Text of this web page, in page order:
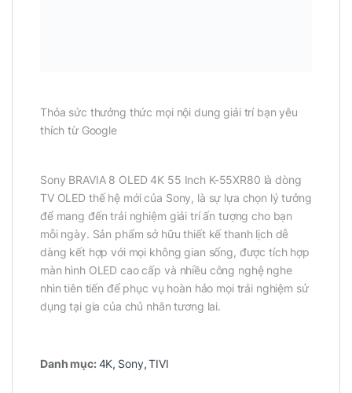
Thỏa sức thưởng thức mọi nội dung giải trí bạn yêu
thích từ Google
Sony BRAVIA 8 OLED 4K 55 Inch K-55XR80 là dòng
TV OLED thế hệ mới của Sony, là sự lựa chọn lý tưởng
để mang đến trải nghiệm giải trí ấn tượng cho bạn
mỗi ngày. Sản phẩm sở hữu thiết kế thanh lịch dễ
dàng kết hợp với mọi không gian sống, được tích hợp
màn hình OLED cao cấp và nhiều công nghệ nghe
nhìn tiên tiến để phục vụ hoàn hảo mọi trải nghiệm sử
dụng tại gia của chủ nhân tương lai.
Danh mục:4K, Sony,TIVI